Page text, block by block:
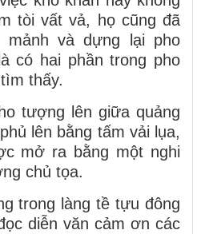
tòi vất vả, họ cũng đã
và dựng lại pho
có hai phần trong pho
thấy.
lên giữa quảng
lên bằng tấm vải lụa,
mở ra bằng một nghi
chủ tọa.
làng tề tựu đông
diễn văn cảm ơn các